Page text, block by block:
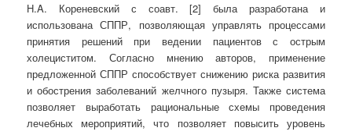
H.A. Кореневский с соавт. [2] была разработана и
использована СППР, позволяющая управлять процессами
принятия решений при ведении пациентов с острым
холециститом. Согласно мнению авторов, применение
предложенной СППР способствует снижению риска развития
и обострения заболеваний желчного пузыря. Также система
позволяет выработать рациональные схемы проведения
лечебных мероприятий, что позволяет повысить уровень